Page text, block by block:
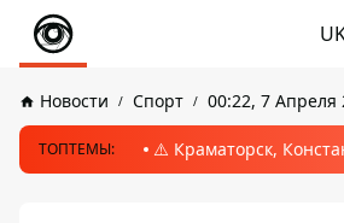
Новости Спорт 00:22, 7 Апреля
ТОПТЕМЫ: ⚠️ Краматорск,